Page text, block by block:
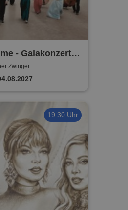
- Galakonzert
Zwinger -
RESIDENZ
Zwinger
19:30 Uhr